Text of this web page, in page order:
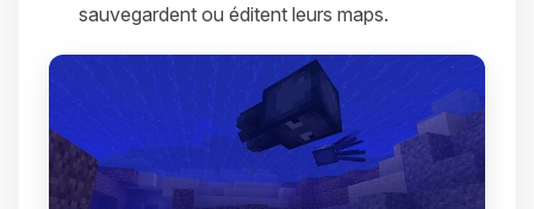
sauvegardent ou éditent leurs maps.